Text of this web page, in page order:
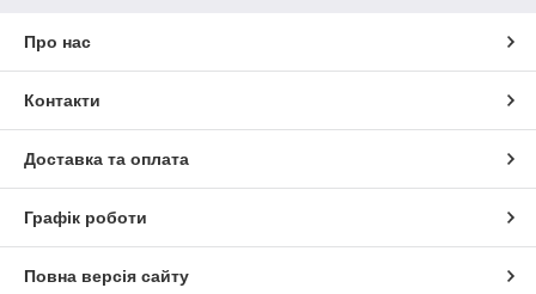
Про нас
Контакти
Доставка та оплата
Графік роботи
Повна версія сайту